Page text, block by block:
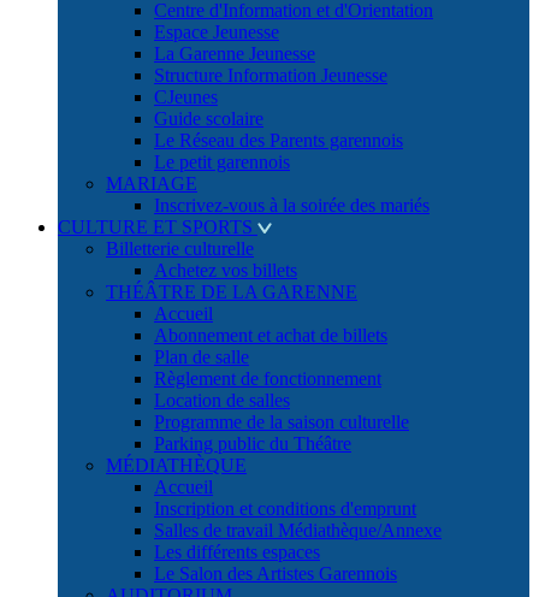
Centre d'Information et d'Orientation
Espace Jeunesse
La Garenne Jeunesse
Structure Information Jeunesse
CJeunes
Guide scolaire
Le Réseau des Parents garennois
Le petit garennois
MARIAGE
Inscrivez-vous à la soirée des mariés
CULTURE ET SPORTS
Billetterie culturelle
Achetez vos billets
THÉÂTRE DE LA GARENNE
Accueil
Abonnement et achat de billets
Plan de salle
Règlement de fonctionnement
Location de salles
Programme de la saison culturelle
Parking public du Théâtre
MÉDIATHÈQUE
Accueil
Inscription et conditions d'emprunt
Salles de travail Médiathèque/Annexe
Les différents espaces
Le Salon des Artistes Garennois